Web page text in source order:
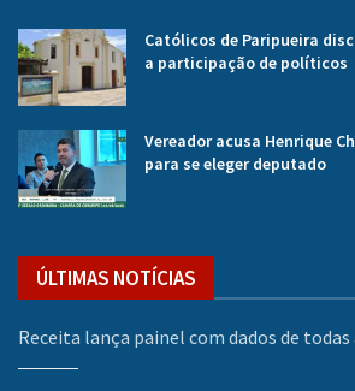
Católicos de Paripueira
a participação de políticos
Vereador acusa Henrique
para se eleger deputado
ÚLTIMAS NOTÍCIAS
Receita lança painel com dados de todas